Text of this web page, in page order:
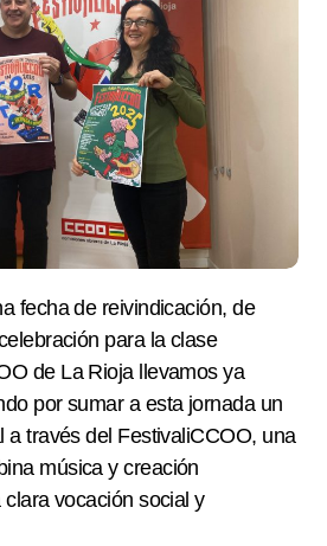
para la clase
de La Rioja llevamos ya
por sumar a esta jornada un
a través del FestivaliCCOO, una
música y creación
vocación social y